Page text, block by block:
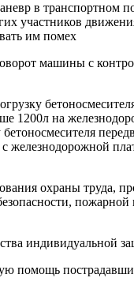
в транспортном
участников
им помех
машины с
1200л на
бетоносмесителя
с железнодорожной
охраны труда,
пожарной
индивидуальной
помощь